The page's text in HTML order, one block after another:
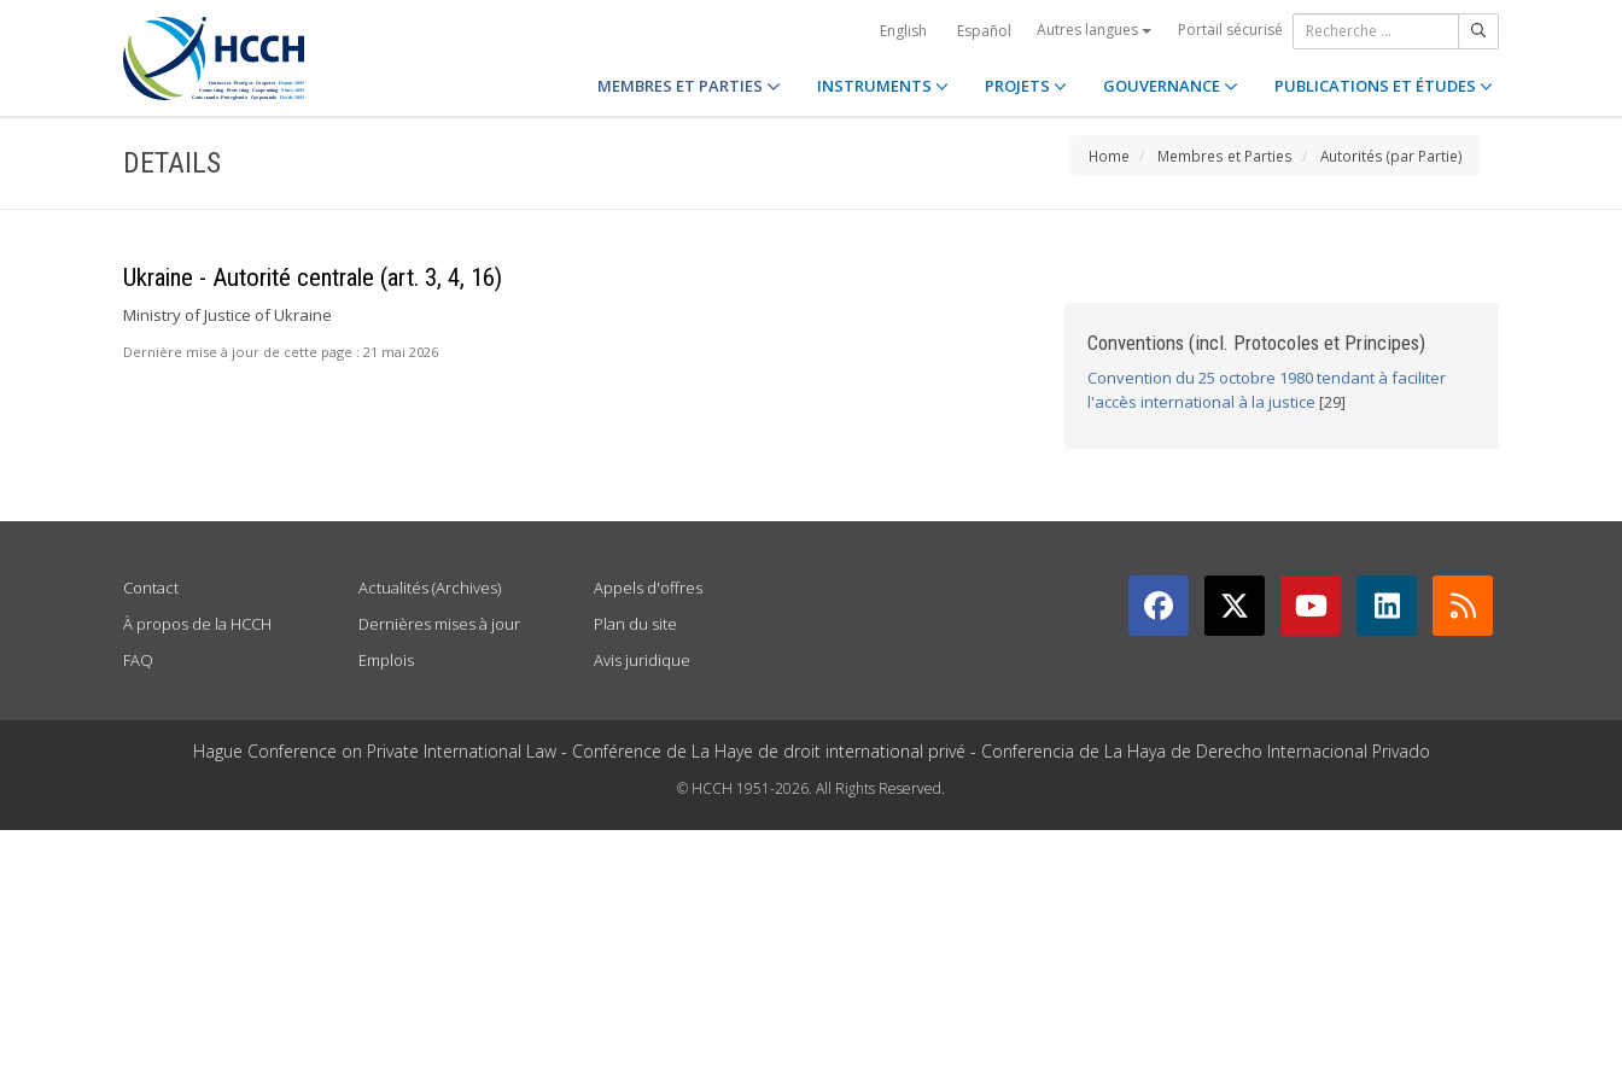
English Español Autres langues Portail sécurisé
MEMBRES ET PARTIES INSTRUMENTS PROJETS GOUVERNANCE PUBLICATIONS ET ÉTUDES
DETAILS Home Membres et Parties Autorités (par Partie)
Ukraine - Autorité centrale (art. 3, 4, 16)
Ministry of Justice of Ukraine
Dernière mise à jour de cette page : 21 mai 2026 Conventions (incl. Protocoles et Principes)
Convention du 25 octobre 1980 tendant à faciliter
l'accès international à la justice [29]
Contact
À propos de la HCCH
FAQ
Actualités (Archives)
Dernières mises à jour
Emplois
Appels d'offres
Plan du site
Avis juridique
Hague Conference on Private International Law - Conférence de La Haye de droit international privé - Conferencia de La Haya de Derecho Internacional Privado
© HCCH 1951-2026. All Rights Reserved.